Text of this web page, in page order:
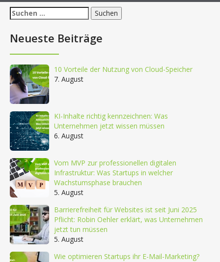
Suchen
nach:
Neueste Beiträge
10 Vorteile der Nutzung von Cloud-Speicher
7. August
KI-Inhalte richtig kennzeichnen: Was
Unternehmen jetzt wissen müssen
6. August
Vom MVP zur professionellen digitalen
Infrastruktur: Was Startups in welcher
Wachstumsphase brauchen
5. August
Barrierefreiheit für Websites ist seit Juni 2025
Pflicht: Robin Oehler erklärt, was Unternehmen
jetzt tun müssen
5. August
Wie optimieren Startups ihr E-Mail-Marketing?